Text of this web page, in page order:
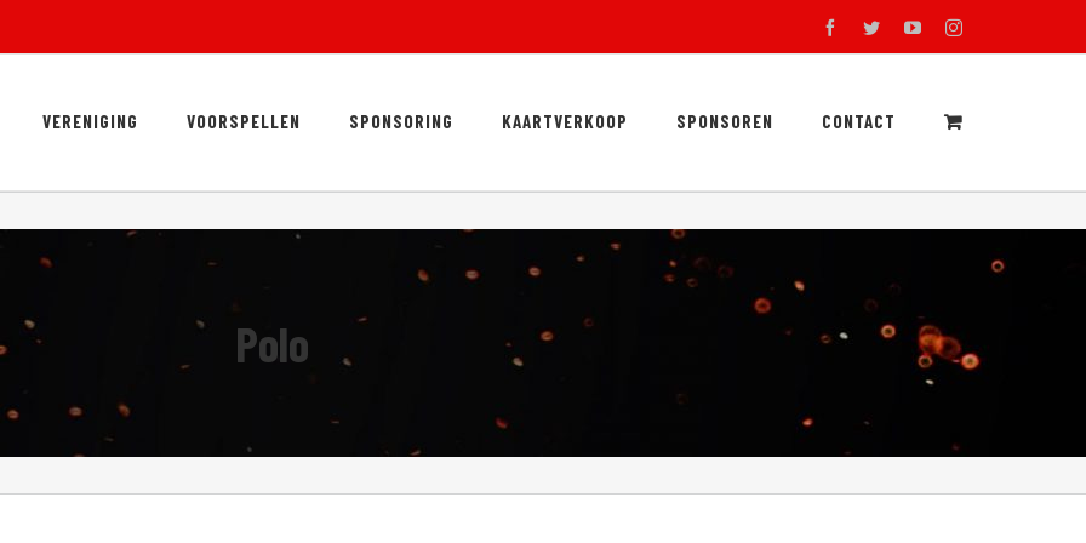
facebooktwitteryoutubeinstagram
VERENIGING VOORSPELLEN SPONSORING KAARTVERKOOP SPONSOREN CONTACT
Polo